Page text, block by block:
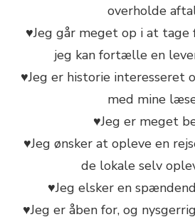
overholde
♥Jeg går meget op i at
jeg kan fortælle en
♥Jeg er historie interesseret
med mine
♥Jeg er meget
♥Jeg ønsker at opleve en
de lokale selv
♥Jeg elsker en
♥Jeg er åben for, og